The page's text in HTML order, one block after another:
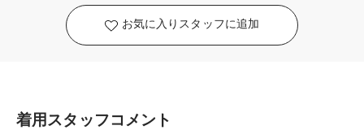
お気に入りスタッフに追加
着用スタッフコメント